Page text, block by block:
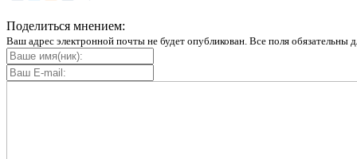
Поделиться мнением:
Ваш адрес электронной почты не будет опубликован. Все поля обязательны